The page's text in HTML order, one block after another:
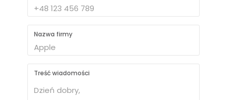
Nazwa firmy
Treść wiadomości